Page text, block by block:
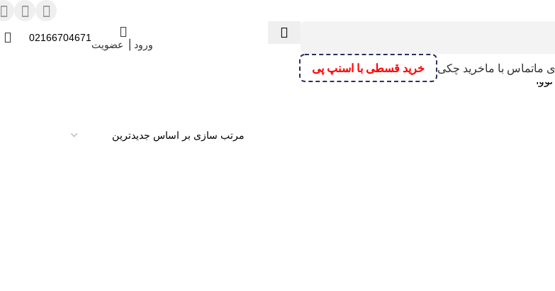
ورود ⎟ عضویت
02166704671
ماتماس با ماخرید چکی
خرید قسطی با اسنپ پی